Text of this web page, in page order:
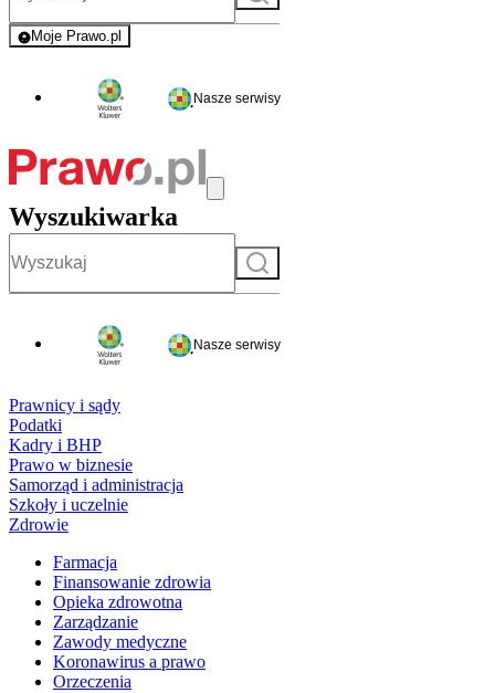
Moje Prawo.pl
- rejestracja i logowanie do serwisu
Nasze serwisy
Wyszukiwarka
Szukaj
Nasze serwisy
Prawnicy i sądy
Podatki
Kadry i BHP
Prawo w biznesie
Samorząd i administracja
Szkoły i uczelnie
Zdrowie
Farmacja
Finansowanie zdrowia
Opieka zdrowotna
Zarządzanie
Zawody medyczne
Koronawirus a prawo
Orzeczenia